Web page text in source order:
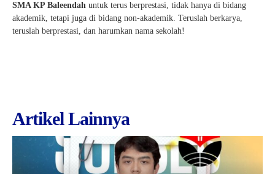
SMA KP Baleendah untuk terus berprestasi, tidak hanya di bidang
akademik, tetapi juga di bidang non-akademik. Teruslah berkarya,
teruslah berprestasi, dan harumkan nama sekolah!
Artikel Lainnya